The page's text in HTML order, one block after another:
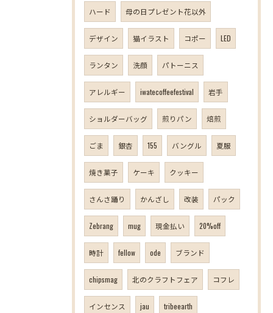
ハード 母の日プレゼント花以外
デザイン 猫イラスト コポー LED
ランタン 洗顔 パトーニス
アレルギー iwatecoffeefestival 岩手
ショルダーバッグ 煎りパン 焙煎
ごま 銀杏 155 バングル 夏服
焼き菓子 ケーキ クッキー
さんさ踊り かんざし 改装 パック
Zebrang mug 現金払い 20%off
時計 fellow ode ブランド
chipsmag 北のクラフトフェア コフレ
インセンス jau tribeearth